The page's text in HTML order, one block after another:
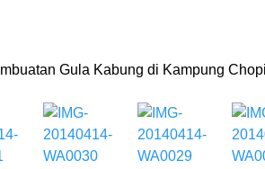
Gula Kabung di Kampung